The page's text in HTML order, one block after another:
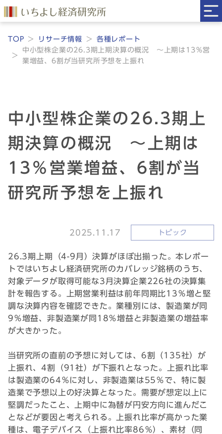
TOP リサーチ情報
各種レポート
中小型株企業の26.3期上期決算の概況 ～上期は13％営
業増益、6割が当研究所予想を上振れ
中小型株企業の26.3期上
期決算の概況 ～上期は
13％営業増益、6割が当
研究所予想を上振れ
2025.11.17 トピック
26.3期上期（4-9月）決算がほぼ出揃った。本レポー
トではいちよし経済研究所のカバレッジ銘柄のうち、
対象データが取得可能な3月決算企業226社の決算集
計を報告する。上期営業利益は前年同期比13％増と堅
調な決算内容を確認できた。業種別には、製造業が同
9％増益、非製造業が同18％増益と非製造業の増益率
が大きかった。
当研究所の直前の予想に対しては、6割（135社）が
上振れ、4割（91社）が下振れとなった。上振れ比率
は製造業の64％に対し、非製造業は55％で、特に製
造業で予想以上の好決算となった。需要が想定以上に
堅調だったこと、上期中に為替が円安方向に進んだこ
となどが要因と考えられる。上振れ比率が高かった業
種は、電子デバイス（上振れ比率86％）、素材（同